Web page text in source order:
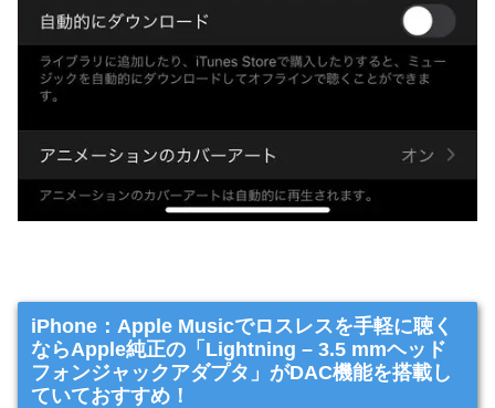
iPhone：Apple Musicでロスレスを手軽に聴く
ならApple純正の「Lightning – 3.5 mmヘッド
フォンジャックアダプタ」がDAC機能を搭載し
ていておすすめ！